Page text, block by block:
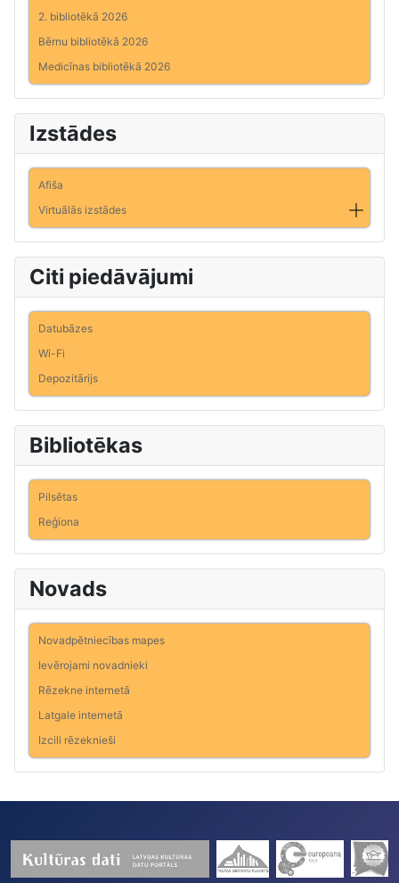
2. bibliotēkā 2026
Bērnu bibliotēkā 2026
Medicīnas bibliotēkā 2026
Izstādes
Afiša
Virtuālās izstādes
Citi piedāvājumi
Datubāzes
Wi-Fi
Depozitārijs
Bibliotēkas
Pilsētas
Reģiona
Novads
Novadpētniecības mapes
Ievērojami novadnieki
Rēzekne internetā
Latgale internetā
Izcili rēzeknieši